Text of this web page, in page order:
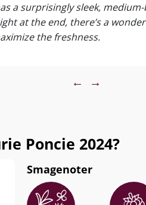
a surprisingly sleek,
at the end, there’s a
the freshness.
← →
Poncie 2024?
Smagenoter